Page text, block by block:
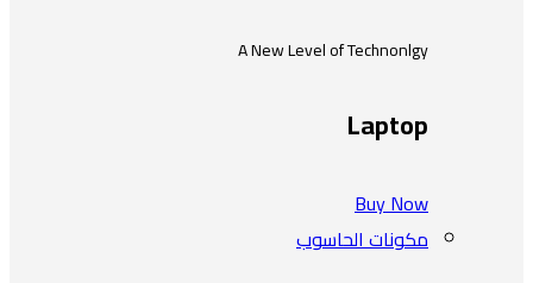
A New Level of Technonlgy
Laptop
Buy Now
مكونات الحاسوب